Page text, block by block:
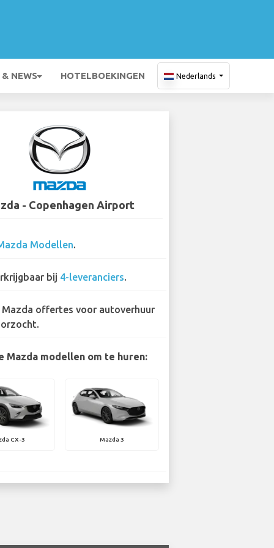
NEWS HOTELBOEKINGEN Nederlands
- Copenhagen Airport
Modellen.
bij 4-leveranciers.
Mazda offertes voor autoverhuur
Mazda modellen om te huren:
CX-3 Mazda 3